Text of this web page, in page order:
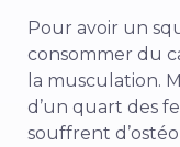
Pour avoir un
consommer du
la musculation.
d’un quart des
souffrent